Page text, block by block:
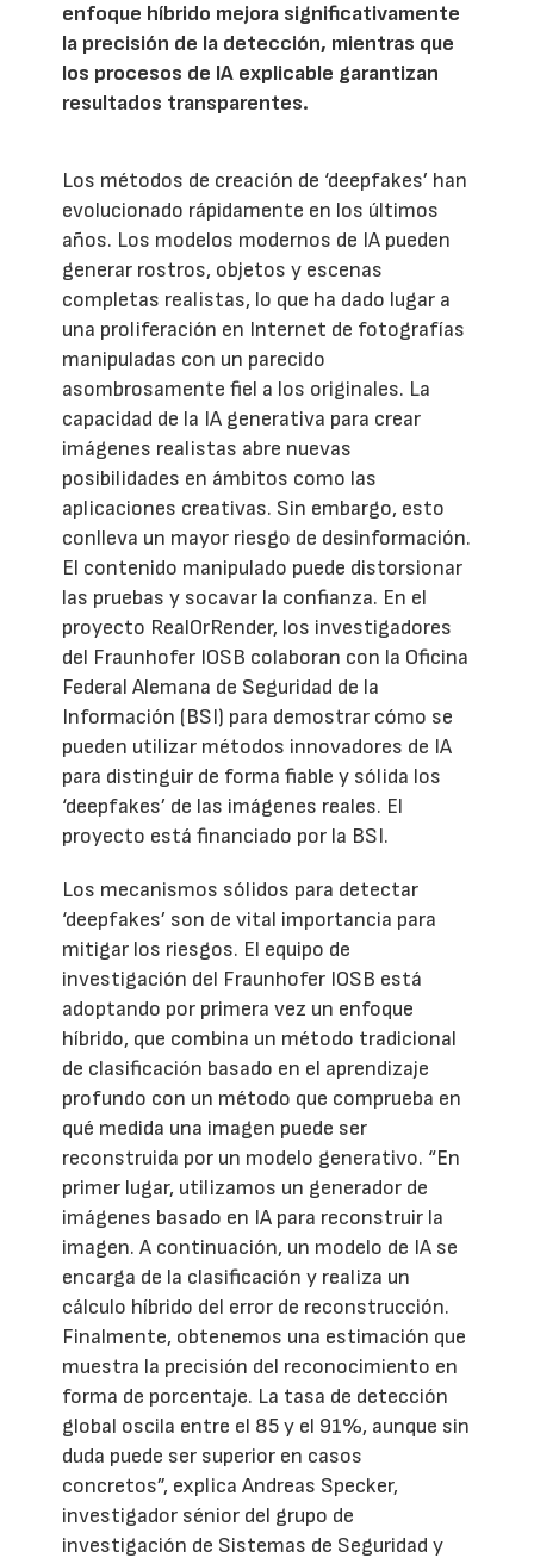
enfoque híbrido mejora significativamente
la precisión de la detección, mientras que
los procesos de IA explicable garantizan
resultados transparentes.
Los métodos de creación de ‘deepfakes’ han
evolucionado rápidamente en los últimos
años. Los modelos modernos de IA pueden
generar rostros, objetos y escenas
completas realistas, lo que ha dado lugar a
una proliferación en Internet de fotografías
manipuladas con un parecido
asombrosamente fiel a los originales. La
capacidad de la IA generativa para crear
imágenes realistas abre nuevas
posibilidades en ámbitos como las
aplicaciones creativas. Sin embargo, esto
conlleva un mayor riesgo de desinformación.
El contenido manipulado puede distorsionar
las pruebas y socavar la confianza. En el
proyecto RealOrRender, los investigadores
del Fraunhofer IOSB colaboran con la Oficina
Federal Alemana de Seguridad de la
Información (BSI) para demostrar cómo se
pueden utilizar métodos innovadores de IA
para distinguir de forma fiable y sólida los
‘deepfakes’ de las imágenes reales. El
proyecto está financiado por la BSI.
Los mecanismos sólidos para detectar
‘deepfakes’ son de vital importancia para
mitigar los riesgos. El equipo de
investigación del Fraunhofer IOSB está
adoptando por primera vez un enfoque
híbrido, que combina un método tradicional
de clasificación basado en el aprendizaje
profundo con un método que comprueba en
qué medida una imagen puede ser
reconstruida por un modelo generativo. “En
primer lugar, utilizamos un generador de
imágenes basado en IA para reconstruir la
imagen. A continuación, un modelo de IA se
encarga de la clasificación y realiza un
cálculo híbrido del error de reconstrucción.
Finalmente, obtenemos una estimación que
muestra la precisión del reconocimiento en
forma de porcentaje. La tasa de detección
global oscila entre el 85 y el 91%, aunque sin
duda puede ser superior en casos
concretos”, explica Andreas Specker,
investigador sénior del grupo de
investigación de Sistemas de Seguridad y